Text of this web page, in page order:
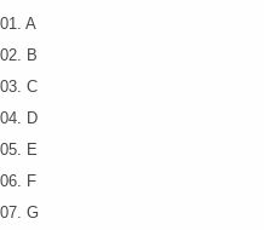
01. A
02. B
03. C
04. D
05. E
06. F
07. G